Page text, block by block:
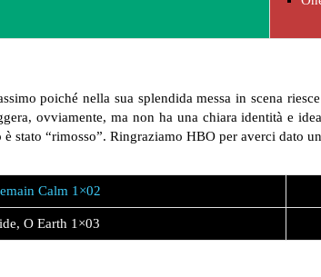
poiché nella sua splendida messa in scena
ovviamente, ma non ha una chiara identità e
stato “rimosso”. Ringraziamo HBO per averci dato
Calm 1×02
O Earth 1×03